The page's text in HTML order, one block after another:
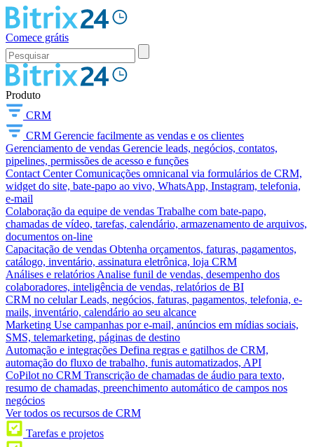
Comece grátis
Produto
CRM
CRM Gerencie facilmente as vendas e os clientes
Gerenciamento de vendas Gerencie leads, negócios, contatos,
pipelines, permissões de acesso e funções
Contact Center Comunicações omnicanal via formulários de CRM,
widget do site, bate-papo ao vivo, WhatsApp, Instagram, telefonia,
e-mail
Colaboração da equipe de vendas Trabalhe com bate-papo,
chamadas de vídeo, tarefas, calendário, armazenamento de arquivos,
documentos on-line
Capacitação de vendas Obtenha orçamentos, faturas, pagamentos,
catálogo, inventário, assinatura eletrônica, loja CRM
Análises e relatórios Analise funil de vendas, desempenho dos
colaboradores, inteligência de vendas, relatórios de BI
CRM no celular Leads, negócios, faturas, pagamentos, telefonia, e-
mails, inventário, calendário ao seu alcance
Marketing Use campanhas por e-mail, anúncios em mídias sociais,
SMS, telemarketing, páginas de destino
Automação e integrações Defina regras e gatilhos de CRM,
automação do fluxo de trabalho, funis automatizados, API
CoPilot no CRM Transcrição de chamadas de áudio para texto,
resumo de chamadas, preenchimento automático de campos nos
negócios
Ver todos os recursos de CRM
Tarefas e projetos